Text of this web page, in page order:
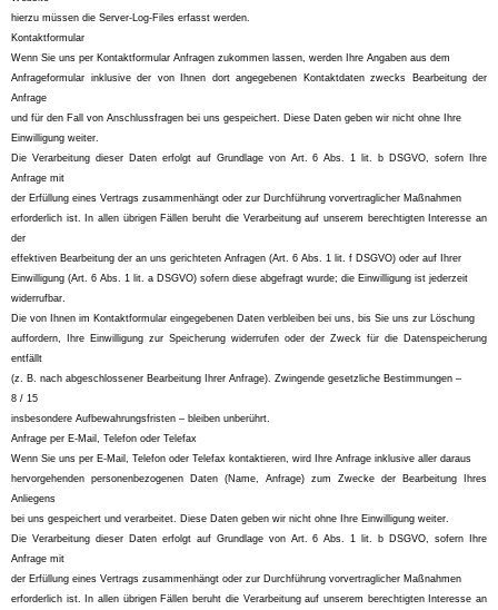
hierzu müssen die Server-Log-Files erfasst werden.
Kontaktformular
Wenn Sie uns per Kontaktformular Anfragen zukommen lassen, werden Ihre Angaben aus dem
Anfrageformular inklusive der von Ihnen dort angegebenen Kontaktdaten zwecks Bearbeitung der
Anfrage
und für den Fall von Anschlussfragen bei uns gespeichert. Diese Daten geben wir nicht ohne Ihre
Einwilligung weiter.
Die Verarbeitung dieser Daten erfolgt auf Grundlage von Art. 6 Abs. 1 lit. b DSGVO, sofern Ihre
Anfrage mit
der Erfüllung eines Vertrags zusammenhängt oder zur Durchführung vorvertraglicher Maßnahmen
erforderlich ist. In allen übrigen Fällen beruht die Verarbeitung auf unserem berechtigten Interesse an
der
effektiven Bearbeitung der an uns gerichteten Anfragen (Art. 6 Abs. 1 lit. f DSGVO) oder auf Ihrer
Einwilligung (Art. 6 Abs. 1 lit. a DSGVO) sofern diese abgefragt wurde; die Einwilligung ist jederzeit
widerrufbar.
Die von Ihnen im Kontaktformular eingegebenen Daten verbleiben bei uns, bis Sie uns zur Löschung
auffordern, Ihre Einwilligung zur Speicherung widerrufen oder der Zweck für die Datenspeicherung
entfällt
(z. B. nach abgeschlossener Bearbeitung Ihrer Anfrage). Zwingende gesetzliche Bestimmungen –
8 / 15
insbesondere Aufbewahrungsfristen – bleiben unberührt.
Anfrage per E-Mail, Telefon oder Telefax
Wenn Sie uns per E-Mail, Telefon oder Telefax kontaktieren, wird Ihre Anfrage inklusive aller daraus
hervorgehenden personenbezogenen Daten (Name, Anfrage) zum Zwecke der Bearbeitung Ihres
Anliegens
bei uns gespeichert und verarbeitet. Diese Daten geben wir nicht ohne Ihre Einwilligung weiter.
Die Verarbeitung dieser Daten erfolgt auf Grundlage von Art. 6 Abs. 1 lit. b DSGVO, sofern Ihre
Anfrage mit
der Erfüllung eines Vertrags zusammenhängt oder zur Durchführung vorvertraglicher Maßnahmen
erforderlich ist. In allen übrigen Fällen beruht die Verarbeitung auf unserem berechtigten Interesse an